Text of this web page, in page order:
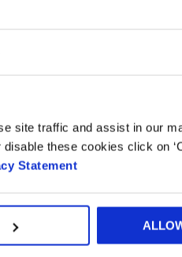
site traffic and assist in our
these cookies click on
Statement